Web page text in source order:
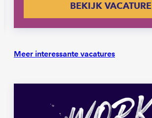
BEKIJK VACATURE
Meer interessante vacatures